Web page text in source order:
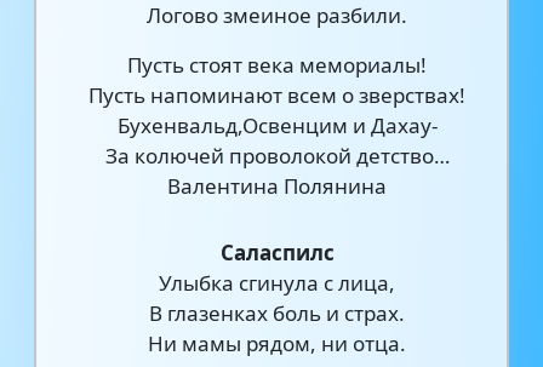
Логово змеиное разбили.
Пусть стоят века мемориалы!
Пусть напоминают всем о зверствах!
Бухенвальд,Освенцим и Дахау-
За колючей проволокой детство…
Валентина Полянина
Саласпилс
Улыбка сгинула с лица,
В глазенках боль и страх.
Ни мамы рядом, ни отца.